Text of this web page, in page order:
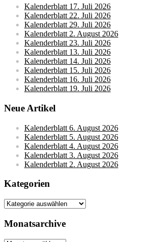
Kalenderblatt 17. Juli 2026
Kalenderblatt 22. Juli 2026
Kalenderblatt 29. Juli 2026
Kalenderblatt 2. August 2026
Kalenderblatt 23. Juli 2026
Kalenderblatt 13. Juli 2026
Kalenderblatt 14. Juli 2026
Kalenderblatt 15. Juli 2026
Kalenderblatt 16. Juli 2026
Kalenderblatt 19. Juli 2026
Neue Artikel
Kalenderblatt 6. August 2026
Kalenderblatt 5. August 2026
Kalenderblatt 4. August 2026
Kalenderblatt 3. August 2026
Kalenderblatt 2. August 2026
Kategorien
Kategorien
Monatsarchive